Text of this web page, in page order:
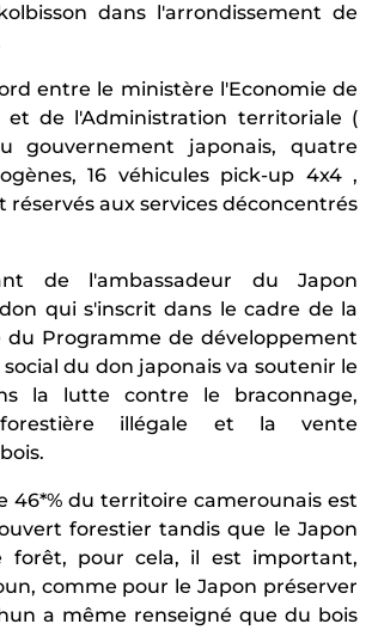
dans l'arrondissement de
entre le ministère l'Economie de
et de l'Administration territoriale (
gouvernement japonais, quatre
ènes, 16 véhicules pick-up 4x4 ,
réservés aux services déconcentrés
de l'ambassadeur du Japon
qui s'inscrit dans le cadre de la
du Programme de développement
du don japonais va soutenir le
la lutte contre le braconnage,
ère illégale et la vente
46*% du territoire camerounais est
forestier tandis que le Japon
forêt, pour cela, il est important,
comme pour le Japon préserver
a même renseigné que du bois